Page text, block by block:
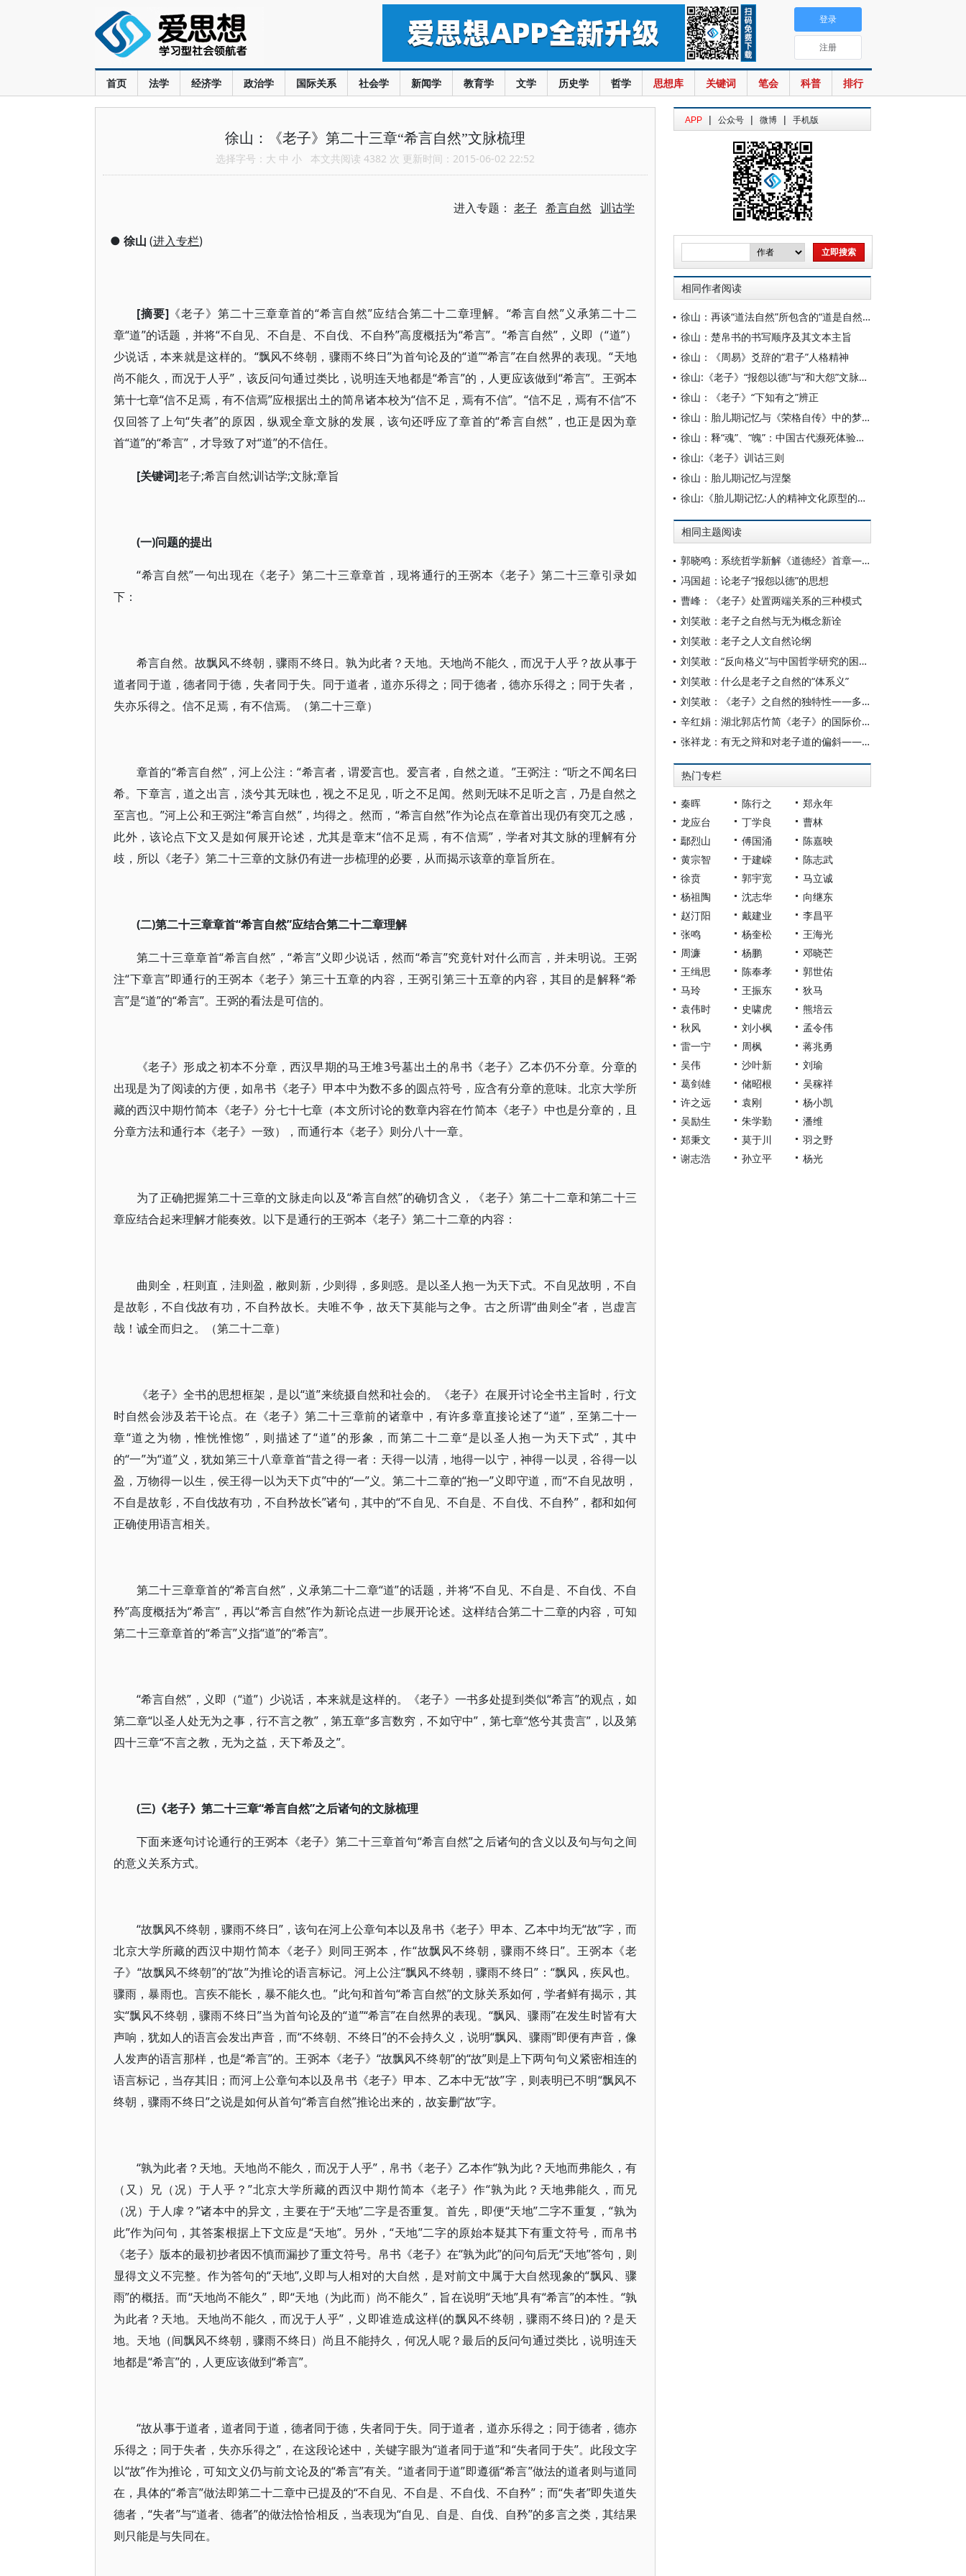
首页 法学 经济学 政治学 国际关系 社会学 新闻学 教育学 文学 历史学 哲学 思想库 关键词 笔会 科普 排行
登录
注册
徐山：《老子》第二十三章“希言自然”文脉梳理
选择字号： 大 中 小 本文共阅读 4382 次 更新时间：2015-06-02 22:52
进入专题： 老子 希言自然 训诂学
● 徐山 (进入专栏)
[摘要]《老子》第二十三章章首的“希言自然”应结合第二十二章理解。“希言自然”义承第二十二
章“道”的话题，并将“不自见、不自是、不自伐、不自矜”高度概括为“希言”。“希言自然”，义即（“道”）
少说话，本来就是这样的。“飘风不终朝，骤雨不终日”为首句论及的“道”“希言”在自然界的表现。“天地
尚不能久，而况于人乎”，该反问句通过类比，说明连天地都是“希言”的，人更应该做到“希言”。王弼本
第十七章“信不足焉，有不信焉”应根据出土的简帛诸本校为“信不足，焉有不信”。“信不足，焉有不信”不
仅回答了上句“失者”的原因，纵观全章文脉的发展，该句还呼应了章首的“希言自然”，也正是因为章
首“道”的“希言”，才导致了对“道”的不信任。
[关键词]老子;希言自然;训诂学;文脉;章旨
(一)问题的提出
“希言自然”一句出现在《老子》第二十三章章首，现将通行的王弼本《老子》第二十三章引录如
下：
希言自然。故飘风不终朝，骤雨不终日。孰为此者？天地。天地尚不能久，而况于人乎？故从事于
道者同于道，德者同于德，失者同于失。同于道者，道亦乐得之；同于德者，德亦乐得之；同于失者，
失亦乐得之。信不足焉，有不信焉。（第二十三章）
章首的“希言自然”，河上公注：“希言者，谓爱言也。爱言者，自然之道。”王弼注：“听之不闻名曰
希。下章言，道之出言，淡兮其无味也，视之不足见，听之不足闻。然则无味不足听之言，乃是自然之
至言也。”河上公和王弼注“希言自然”，均得之。然而，“希言自然”作为论点在章首出现仍有突兀之感，
此外，该论点下文又是如何展开论述，尤其是章末“信不足焉，有不信焉”，学者对其文脉的理解有分
歧，所以《老子》第二十三章的文脉仍有进一步梳理的必要，从而揭示该章的章旨所在。
(二)第二十三章章首“希言自然”应结合第二十二章理解
第二十三章章首“希言自然”，“希言”义即少说话，然而“希言”究竟针对什么而言，并未明说。王弼
注“下章言”即通行的王弼本《老子》第三十五章的内容，王弼引第三十五章的内容，其目的是解释“希
言”是“道”的“希言”。王弼的看法是可信的。
《老子》形成之初本不分章，西汉早期的马王堆3号墓出土的帛书《老子》乙本仍不分章。分章的
出现是为了阅读的方便，如帛书《老子》甲本中为数不多的圆点符号，应含有分章的意味。北京大学所
藏的西汉中期竹简本《老子》分七十七章（本文所讨论的数章内容在竹简本《老子》中也是分章的，且
分章方法和通行本《老子》一致），而通行本《老子》则分八十一章。
为了正确把握第二十三章的文脉走向以及“希言自然”的确切含义，《老子》第二十二章和第二十三
章应结合起来理解才能奏效。以下是通行的王弼本《老子》第二十二章的内容：
曲则全，枉则直，洼则盈，敝则新，少则得，多则惑。是以圣人抱一为天下式。不自见故明，不自
是故彰，不自伐故有功，不自矜故长。夫唯不争，故天下莫能与之争。古之所谓“曲则全”者，岂虚言
哉！诚全而归之。（第二十二章）
《老子》全书的思想框架，是以“道”来统摄自然和社会的。《老子》在展开讨论全书主旨时，行文
时自然会涉及若干论点。在《老子》第二十三章前的诸章中，有许多章直接论述了“道”，至第二十一
章“道之为物，惟恍惟惚”，则描述了“道”的形象，而第二十二章“是以圣人抱一为天下式”，其中
的“一”为“道”义，犹如第三十八章章首“昔之得一者：天得一以清，地得一以宁，神得一以灵，谷得一以
盈，万物得一以生，侯王得一以为天下贞”中的“一”义。第二十二章的“抱一”义即守道，而“不自见故明，
不自是故彰，不自伐故有功，不自矜故长”诸句，其中的“不自见、不自是、不自伐、不自矜”，都和如何
正确使用语言相关。
第二十三章章首的“希言自然”，义承第二十二章“道”的话题，并将“不自见、不自是、不自伐、不自
矜”高度概括为“希言”，再以“希言自然”作为新论点进一步展开论述。这样结合第二十二章的内容，可知
第二十三章章首的“希言”义指“道”的“希言”。
“希言自然”，义即（“道”）少说话，本来就是这样的。《老子》一书多处提到类似“希言”的观点，如
第二章“以圣人处无为之事，行不言之教”，第五章“多言数穷，不如守中”，第七章“悠兮其贵言”，以及第
四十三章“不言之教，无为之益，天下希及之”。
(三)《老子》第二十三章“希言自然”之后诸句的文脉梳理
下面来逐句讨论通行的王弼本《老子》第二十三章首句“希言自然”之后诸句的含义以及句与句之间
的意义关系方式。
“故飘风不终朝，骤雨不终日”，该句在河上公章句本以及帛书《老子》甲本、乙本中均无“故”字，而
北京大学所藏的西汉中期竹简本《老子》则同王弼本，作“故飘风不终朝，骤雨不终日”。王弼本《老
子》“故飘风不终朝”的“故”为推论的语言标记。河上公注“飘风不终朝，骤雨不终日”：“飘风，疾风也。
骤雨，暴雨也。言疾不能长，暴不能久也。”此句和首句“希言自然”的文脉关系如何，学者鲜有揭示，其
实“飘风不终朝，骤雨不终日”当为首句论及的“道”“希言”在自然界的表现。“飘风、骤雨”在发生时皆有大
声响，犹如人的语言会发出声音，而“不终朝、不终日”的不会持久义，说明“飘风、骤雨”即便有声音，像
人发声的语言那样，也是“希言”的。王弼本《老子》“故飘风不终朝”的“故”则是上下两句句义紧密相连的
语言标记，当存其旧；而河上公章句本以及帛书《老子》甲本、乙本中无“故”字，则表明已不明“飘风不
终朝，骤雨不终日”之说是如何从首句“希言自然”推论出来的，故妄删“故”字。
“孰为此者？天地。天地尚不能久，而况于人乎”，帛书《老子》乙本作“孰为此？天地而弗能久，有
（又）兄（况）于人乎？”北京大学所藏的西汉中期竹简本《老子》作“孰为此？天地弗能久，而兄
（况）于人虖？”诸本中的异文，主要在于“天地”二字是否重复。首先，即便“天地”二字不重复，“孰为
此”作为问句，其答案根据上下文应是“天地”。另外，“天地”二字的原始本疑其下有重文符号，而帛书
《老子》版本的最初抄者因不慎而漏抄了重文符号。帛书《老子》在“孰为此”的问句后无“天地”答句，则
显得文义不完整。作为答句的“天地”,义即与人相对的大自然，是对前文中属于大自然现象的“飘风、骤
雨”的概括。而“天地尚不能久”，即“天地（为此而）尚不能久”，旨在说明“天地”具有“希言”的本性。“孰
为此者？天地。天地尚不能久，而况于人乎”，义即谁造成这样(的飘风不终朝，骤雨不终日)的？是天
地。天地（间飘风不终朝，骤雨不终日）尚且不能持久，何况人呢？最后的反问句通过类比，说明连天
地都是“希言”的，人更应该做到“希言”。
“故从事于道者，道者同于道，德者同于德，失者同于失。同于道者，道亦乐得之；同于德者，德亦
乐得之；同于失者，失亦乐得之”，在这段论述中，关键字眼为“道者同于道”和“失者同于失”。此段文字
以“故”作为推论，可知文义仍与前文论及的“希言”有关。“道者同于道”即遵循“希言”做法的道者则与道同
在，具体的“希言”做法即第二十二章中已提及的“不自见、不自是、不自伐、不自矜”；而“失者”即失道失
德者，“失者”与“道者、德者”的做法恰恰相反，当表现为“自见、自是、自伐、自矜”的多言之类，其结果
则只能是与失同在。
APP | 公众号 | 微博 | 手机版
相同作者阅读
徐山：再谈“道法自然”所包含的“道是自然的”命题
徐山：楚帛书的书写顺序及其文本主旨
徐山：《周易》爻辞的“君子”人格精神
徐山:《老子》“报怨以德”与“和大怨”文脉梳理
徐山：《老子》“下知有之”辨正
徐山：胎儿期记忆与《荣格自传》中的梦及幻象
徐山：释“魂”、“魄”：中国古代濒死体验的字形记录
徐山:《老子》训诂三则
徐山：胎儿期记忆与涅槃
徐山:《胎儿期记忆:人的精神文化原型的发现》第二版序言及目录
相同主题阅读
郭晓鸣：系统哲学新解《道德经》首章——形上演绎老子的道-有-无三角
冯国超：论老子“报怨以德”的思想
曹峰：《老子》处置两端关系的三种模式
刘笑敢：老子之自然与无为概念新诠
刘笑敢：老子之人文自然论纲
刘笑敢：“反向格义”与中国哲学研究的困境——以老子之道的诠释为例
刘笑敢：什么是老子之自然的“体系义”
刘笑敢：《老子》之自然的独特性——多元视角的思考与发现
辛红娟：湖北郭店竹简《老子》的国际价值
张祥龙：有无之辩和对老子道的偏斜——从郭店楚简《老子》甲本“天下之物生于有/无”章谈起
热门专栏
秦晖 陈行之
郑永年
龙应台
丁学良
曹林
鄢烈山
傅国涌
陈嘉映
黄宗智
于建嵘
陈志武
徐贲
郭宇宽
马立诚
杨祖陶
沈志华
向继东
赵汀阳
戴建业
李昌平
张鸣
杨奎松
王海光
周濂
杨鹏
邓晓芒
王缉思
陈奉孝
郭世佑
马玲
王振东
狄马
袁伟时
史啸虎
熊培云
秋风
刘小枫
孟令伟
雷一宁
周枫
蒋兆勇
吴伟
沙叶新
刘瑜
葛剑雄
储昭根
吴稼祥
许之远
袁刚
杨小凯
吴励生
朱学勤
潘维
郑秉文
莫于川
羽之野
谢志浩
孙立平 杨光